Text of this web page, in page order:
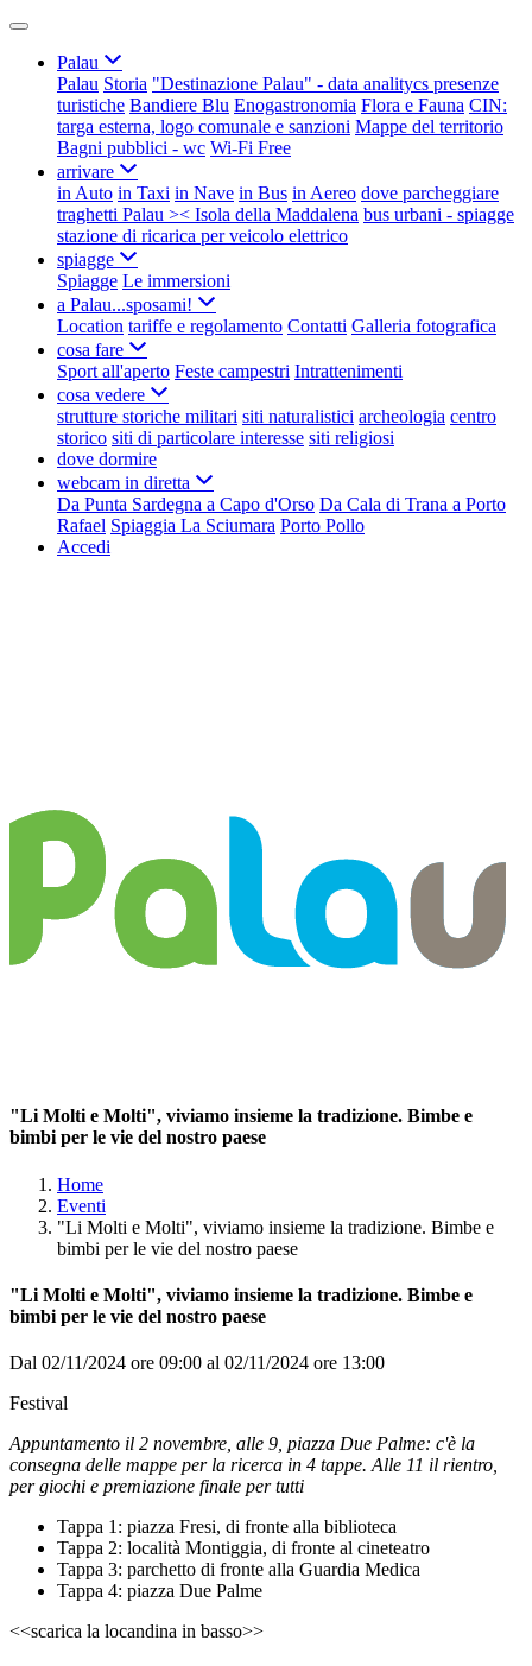
Palau
Palau Storia "Destinazione Palau" - data analitycs presenze
turistiche Bandiere Blu Enogastronomia Flora e Fauna CIN:
targa esterna, logo comunale e sanzioni Mappe del territorio
Bagni pubblici - wc Wi-Fi Free
arrivare
in Auto in Taxi in Nave in Bus in Aereo dove parcheggiare
traghetti Palau >< Isola della Maddalena bus urbani - spiagge
stazione di ricarica per veicolo elettrico
spiagge
Spiagge Le immersioni
a Palau...sposami!
Location tariffe e regolamento Contatti Galleria fotografica
cosa fare
Sport all'aperto Feste campestri Intrattenimenti
cosa vedere
strutture storiche militari siti naturalistici archeologia centro
storico siti di particolare interesse siti religiosi
dove dormire
webcam in diretta
Da Punta Sardegna a Capo d'Orso Da Cala di Trana a Porto
Rafael Spiaggia La Sciumara Porto Pollo
Accedi
"Li Molti e Molti", viviamo insieme la tradizione. Bimbe e
bimbi per le vie del nostro paese
Home
Eventi
"Li Molti e Molti", viviamo insieme la tradizione. Bimbe e
bimbi per le vie del nostro paese
"Li Molti e Molti", viviamo insieme la tradizione. Bimbe e
bimbi per le vie del nostro paese
Dal 02/11/2024 ore 09:00 al 02/11/2024 ore 13:00
Festival
Appuntamento il 2 novembre, alle 9, piazza Due Palme: c'è la
consegna delle mappe per la ricerca in 4 tappe. Alle 11 il rientro,
per giochi e premiazione finale per tutti
Tappa 1: piazza Fresi, di fronte alla biblioteca
Tappa 2: località Montiggia, di fronte al cineteatro
Tappa 3: parchetto di fronte alla Guardia Medica
Tappa 4: piazza Due Palme
<<scarica la locandina in basso>>